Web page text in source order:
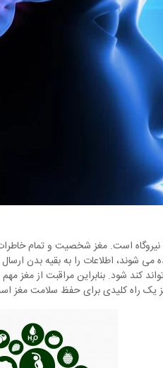
است. مغز شخصیت و تمام
شوند، اطلاعات را به بقیه بدن
کند شود. بنابراین مراقبت از مغز
یک راه کلیدی برای حفظ سلامت مغز